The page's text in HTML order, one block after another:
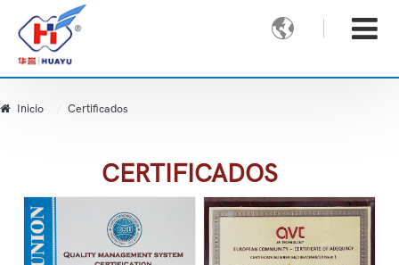

Inicio Certificados
CERTIFICADOS